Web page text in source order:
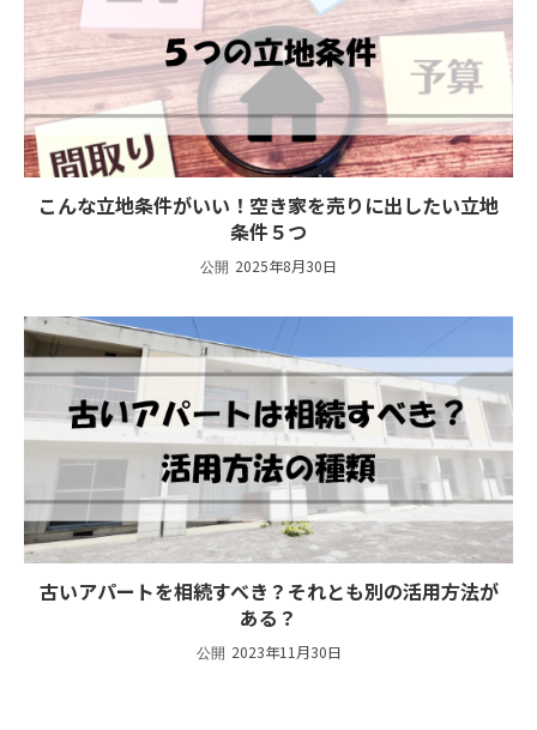
こんな立地条件がいい！空き家を売りに出したい立地
条件５つ
2025年8月30日
古いアパートを相続すべき？それとも別の活用方法が
ある？
2023年11月30日